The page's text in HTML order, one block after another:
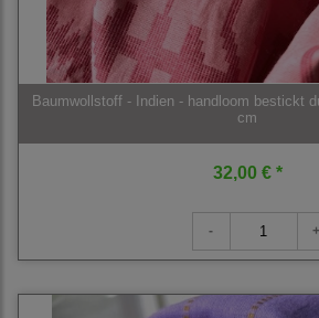
Baumwollstoff - Indien - handloom bestickt
cm
32,00 € *